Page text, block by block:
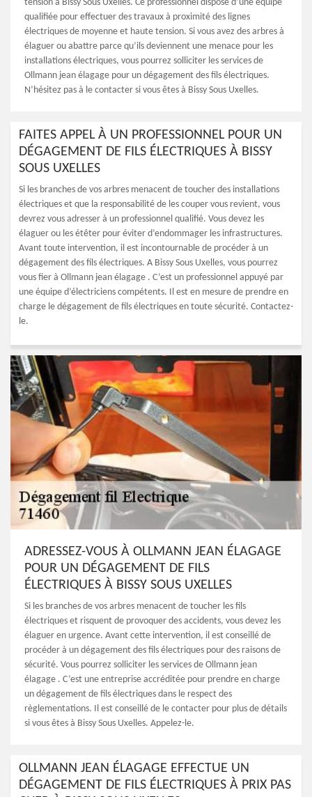
tension à Bissy Sous Uxelles. Ce professionnel dispose d’une équipe
qualifiée pour effectuer des travaux à proximité des lignes
électriques de moyenne et haute tension. Si vous avez des arbres à
élaguer ou abattre parce qu’ils deviennent une menace pour les
installations électriques, vous pourrez solliciter les services de
Ollmann jean élagage pour un dégagement des fils électriques.
N’hésitez pas à le contacter si vous êtes à Bissy Sous Uxelles.
FAITES APPEL À UN PROFESSIONNEL POUR UN
DÉGAGEMENT DE FILS ÉLECTRIQUES À BISSY
SOUS UXELLES
Si les branches de vos arbres menacent de toucher des installations
électriques et que la responsabilité de les couper vous revient, vous
devrez vous adresser à un professionnel qualifié. Vous devez les
élaguer ou les étêter pour éviter d’endommager les infrastructures.
Avant toute intervention, il est incontournable de procéder à un
dégagement des fils électriques. A Bissy Sous Uxelles, vous pourrez
vous fier à Ollmann jean élagage . C’est un professionnel appuyé par
une équipe d’électriciens compétents. Il est en mesure de prendre en
charge le dégagement de fils électriques en toute sécurité. Contactez-
le.
ADRESSEZ-VOUS À OLLMANN JEAN ÉLAGAGE
POUR UN DÉGAGEMENT DE FILS
ÉLECTRIQUES À BISSY SOUS UXELLES
Si les branches de vos arbres menacent de toucher les fils
électriques et risquent de provoquer des accidents, vous devez les
élaguer en urgence. Avant cette intervention, il est conseillé de
procéder à un dégagement des fils électriques pour des raisons de
sécurité. Vous pourrez solliciter les services de Ollmann jean
élagage . C’est une entreprise accréditée pour prendre en charge
un dégagement de fils électriques dans le respect des
règlementations. Il est conseillé de le contacter pour plus de détails
si vous êtes à Bissy Sous Uxelles. Appelez-le.
OLLMANN JEAN ÉLAGAGE EFFECTUE UN
DÉGAGEMENT DE FILS ÉLECTRIQUES À PRIX PAS